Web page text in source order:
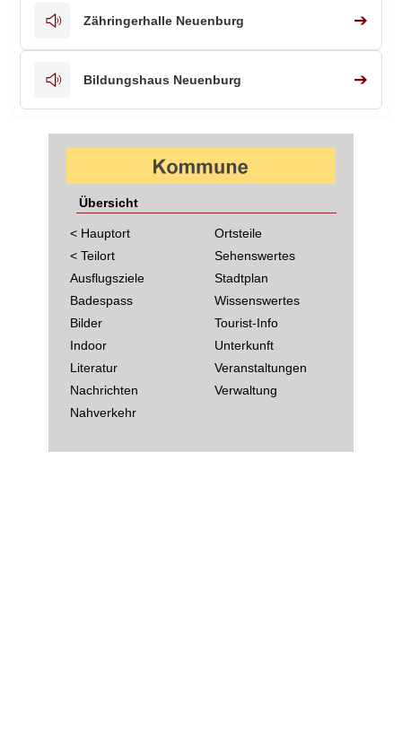
Zähringerhalle Neuenburg ➔
Bildungshaus Neuenburg ➔
Übersicht
< Hauptort
< Teilort
Ausflugsziele
Badespass
Bilder
Indoor
Literatur
Nachrichten
Nahverkehr
Ortsteile
Sehenswertes
Stadtplan
Wissenswertes
Tourist-Info
Unterkunft
Veranstaltungen
Verwaltung